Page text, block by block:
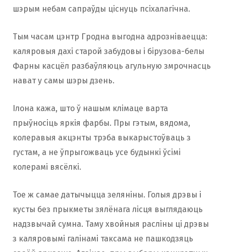
шэрым небам сапраўды ціснуць псіхалагічна.
Тым часам цэнтр Гродна выгодна адрозніваецца:
каляровыя дахі старой забудовы і бірузова-белы
Фарны касцёл разбаўляюць агульную змрочнасць
нават у самы шэры дзень.
Ілона кажа, што ў нашым клімаце варта
прыўносіць яркія фарбы. Пры гэтым, вядома,
колеравыя акцэнты трэба выкарыстоўваць з
густам, а не ўпрыгожваць усе будынкі ўсімі
колерамі вясёлкі.
Тое ж самае датычыцца зеляніны. Голыя дрэвы і
кусты без прыкметы зялёнага лісця выглядаюць
надзвычай сумна. Таму хвойныя расліны ці дрэвы
з каляровымі галінамі таксама не пашкодзяць